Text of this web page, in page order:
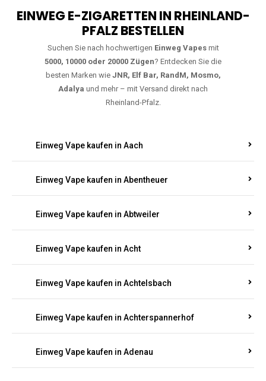
EINWEG E-ZIGARETTEN IN RHEINLAND-
PFALZ BESTELLEN
Suchen Sie nach hochwertigen Einweg Vapesmit
5000, 10000 oder 20000 Zügen? Entdecken Sie die
besten Marken wie JNR, Elf Bar, RandM, Mosmo,
Adalya und mehr – mit Versand direkt nach
Rheinland-Pfalz.
Einweg Vape kaufen in Aach
Einweg Vape kaufen in Abentheuer
Einweg Vape kaufen in Abtweiler
Einweg Vape kaufen in Acht
Einweg Vape kaufen in Achtelsbach
Einweg Vape kaufen in Achterspannerhof
Einweg Vape kaufen in Adenau